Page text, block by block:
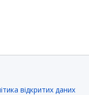
відкритих даних